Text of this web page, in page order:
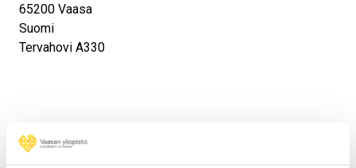
65200 Vaasa
Suomi
Tervahovi A330